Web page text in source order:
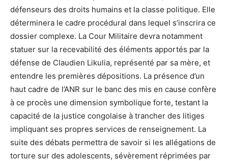
défenseurs des droits humains et la classe politique. Elle
déterminera le cadre procédural dans lequel s’inscrira ce
dossier complexe. La Cour Militaire devra notamment
statuer sur la recevabilité des éléments apportés par la
défense de Claudien Likulia, représenté par sa mère, et
entendre les premières dépositions. La présence d’un
haut cadre de l’ANR sur le banc des mis en cause confère
à ce procès une dimension symbolique forte, testant la
capacité de la justice congolaise à trancher des litiges
impliquant ses propres services de renseignement. La
suite des débats permettra de savoir si les allégations de
torture sur des adolescents, sévèrement réprimées par